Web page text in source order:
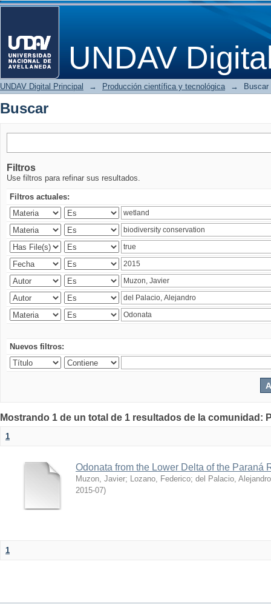
UNDAV
Buscar
UNDAV Digital Principal → Producción científica y tecnológica → Buscar
Buscar
Filtros
Use filtros para refinar sus resultados.
Filtros actuales:
Nuevos filtros:
Mostrando 1 de un total de 1 resultados de la
1
Odonata from the Lower Delta of the Paraná
Muzon, Javier; Lozano, Federico; del Palacio, Alejandro
2015-07)
1